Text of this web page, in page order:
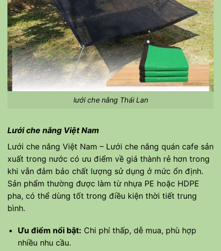
lưới che nắng Thái Lan
Lưới che nắng Việt Nam
Lưới che nắng Việt Nam – Lưới che nắng quán cafe sản
xuất trong nước có ưu điểm về giá thành rẻ hơn trong
khi vẫn đảm bảo chất lượng sử dụng ở mức ổn định.
Sản phẩm thường được làm từ nhựa PE hoặc HDPE
pha, có thể dùng tốt trong điều kiện thời tiết trung
bình.
Ưu điểm nổi bật: Chi phí thấp, dễ mua, phù hợp
nhiều nhu cầu.